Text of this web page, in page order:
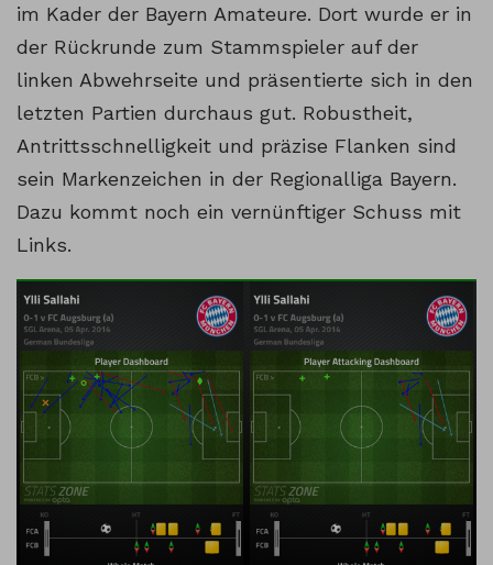
im Kader der Bayern Amateure. Dort wurde er in
der Rückrunde zum Stammspieler auf der
linken Abwehrseite und präsentierte sich in den
letzten Partien durchaus gut. Robustheit,
Antrittsschnelligkeit und präzise Flanken sind
sein Markenzeichen in der Regionalliga Bayern.
Dazu kommt noch ein vernünftiger Schuss mit
Links.